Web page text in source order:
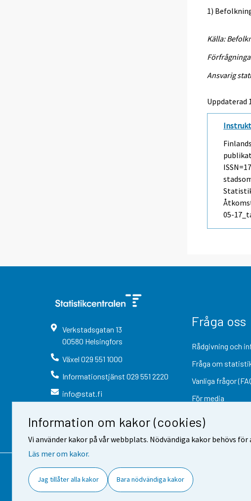
Information om kakor (cookies)
Vi använder kakor på vår webbplats. Nödvändiga kakor behövs
Läs mer om kakor.
Jag tillåter alla kakor Bara nödvändiga kakor
1)
Källa:
Ansvarig
Uppdaterad
05-
Verkstadsgatan 13
00580 Helsingfors
Växel 029 551 1000
Informationstjänst 029 551 2220
info@stat.fi
Fråga oss
Rådgivning och
Fråga om
Vanliga frågor
För media
Kontaktinformation Respons